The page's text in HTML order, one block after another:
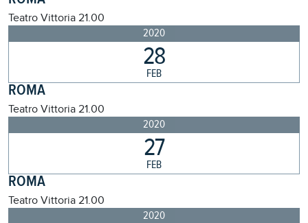
Teatro Vittoria 21.00
2020
28
FEB
ROMA
Teatro Vittoria 21.00
2020
27
FEB
ROMA
Teatro Vittoria 21.00
2020